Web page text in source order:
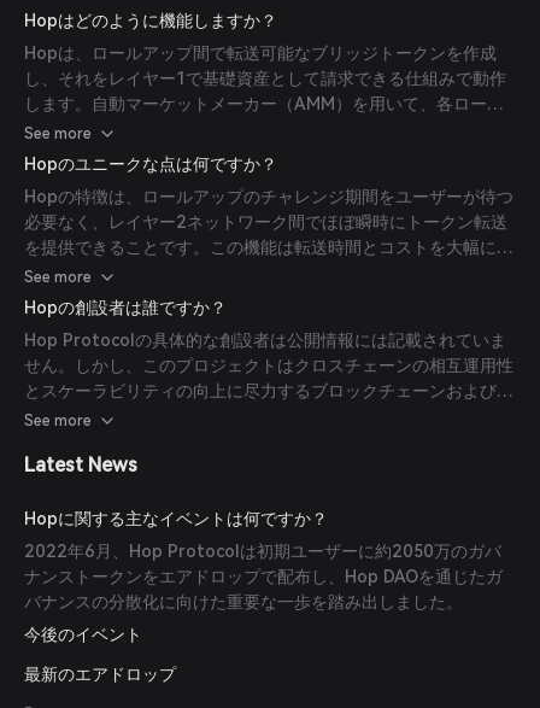
ドチェーン間でのシームレスな資産転送を可能にすることで、イ
ーサリアムエコシステムの相互運用性とスケーラビリティを向上
させることです。
Hopはどのように機能しますか？
Hopは、ロールアップ間で転送可能なブリッジトークンを作成
し、それをレイヤー1で基礎資産として請求できる仕組みで動作
します。自動マーケットメーカー（AMM）を用いて、各ロール
アップ上のブリッジトークンと対応する正規トークン間のスワッ
プを行い、動的な流動性価格設定とネットワーク間の流動性の再
バランスを促進します。
See more
Hopのユニークな点は何ですか？
Hopの特徴は、ロールアップのチャレンジ期間をユーザーが待つ
必要なく、レイヤー2ネットワーク間でほぼ瞬時にトークン転送
を提供できることです。この機能は転送時間とコストを大幅に削
減し、従来のブリッジソリューションよりも効率的なユーザー体
験を実現します。
See more
Hopの創設者は誰ですか？
Hop Protocolの具体的な創設者は公開情報には記載されていま
せん。しかし、このプロジェクトはクロスチェーンの相互運用性
とスケーラビリティの向上に尽力するブロックチェーンおよびイ
ーサリアム愛好家のチームによって開発されています。
See more
Latest News
Hopに関する主なイベントは何ですか？
2022年6月、Hop Protocolは初期ユーザーに約2050万のガバ
ナンストークンをエアドロップで配布し、Hop DAOを通じたガ
バナンスの分散化に向けた重要な一歩を踏み出しました。
今後のイベント
最新のエアドロップ